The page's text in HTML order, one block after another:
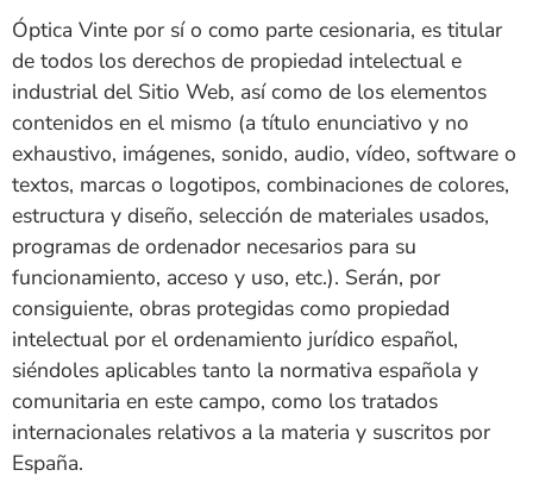
Óptica Vinte por sí o como parte cesionaria, es titular
de todos los derechos de propiedad intelectual e
industrial del Sitio Web, así como de los elementos
contenidos en el mismo (a título enunciativo y no
exhaustivo, imágenes, sonido, audio, vídeo, software o
textos, marcas o logotipos, combinaciones de colores,
estructura y diseño, selección de materiales usados,
programas de ordenador necesarios para su
funcionamiento, acceso y uso, etc.). Serán, por
consiguiente, obras protegidas como propiedad
intelectual por el ordenamiento jurídico español,
siéndoles aplicables tanto la normativa española y
comunitaria en este campo, como los tratados
internacionales relativos a la materia y suscritos por
España.